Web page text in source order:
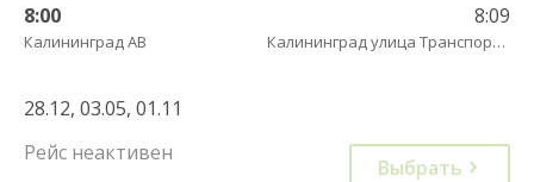
8:00
Калининград АВ
8:09
Калининград улица Транспортая
28.12, 03.05, 01.11
Рейс неактивен
Выбрать